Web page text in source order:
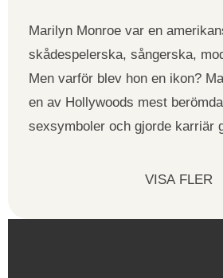
Marilyn Monroe var en
skådespelerska, sångerska,
Men varför blev hon en ikon?
en av Hollywoods mest
sexsymboler och gjorde karriär
VISA FLER